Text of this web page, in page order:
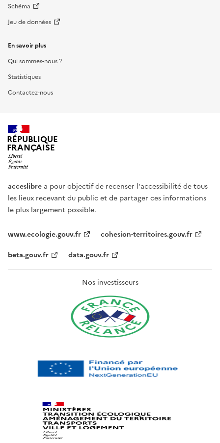
Schéma
Jeu de données
En savoir plus
Qui sommes-nous ?
Statistiques
Contactez-nous
RÉPUBLIQUE
FRANÇAISE
acceslibre a pour objectif de recenser l'accessibilité de tous
les lieux recevant du public et de partager ces informations
le plus largement possible.
www.ecologie.gouv.fr
cohesion-territoires.gouv.fr
beta.gouv.fr
data.gouv.fr
Nos investisseurs